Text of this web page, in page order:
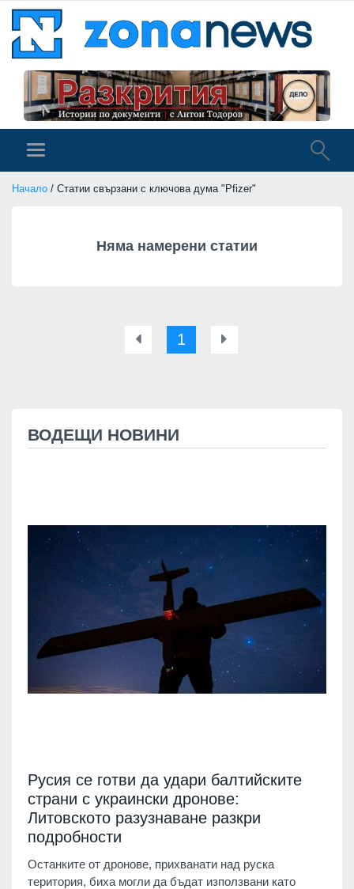
Начало / Статии свързани с ключова дума "Pfizer"
Няма намерени статии
1
ВОДЕЩИ НОВИНИ
Русия се готви да удари балтийските
страни с украински дронове:
Литовското разузнаване разкри
подробности
Останките от дронове, прихванати над руска
територия, биха могли да бъдат използвани като